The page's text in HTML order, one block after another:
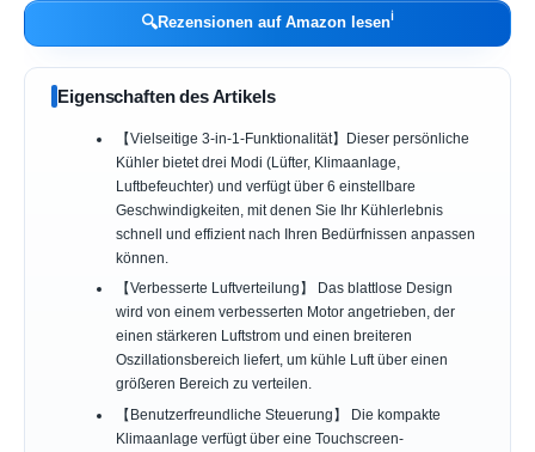
🔍Rezensionen auf Amazon lesenℹ︎
Eigenschaften des Artikels
【Vielseitige 3-in-1-Funktionalität】Dieser persönliche
Kühler bietet drei Modi (Lüfter, Klimaanlage,
Luftbefeuchter) und verfügt über 6 einstellbare
Geschwindigkeiten, mit denen Sie Ihr Kühlerlebnis
schnell und effizient nach Ihren Bedürfnissen anpassen
können.
【Verbesserte Luftverteilung】 Das blattlose Design
wird von einem verbesserten Motor angetrieben, der
einen stärkeren Luftstrom und einen breiteren
Oszillationsbereich liefert, um kühle Luft über einen
größeren Bereich zu verteilen.
【Benutzerfreundliche Steuerung】 Die kompakte
Klimaanlage verfügt über eine Touchscreen-